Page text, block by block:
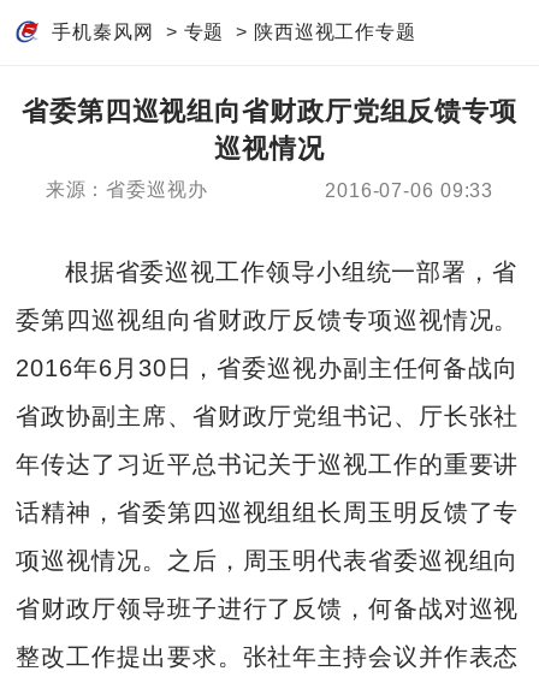
手机秦风网 > 专题 > 陕西巡视工作专题
省委第四巡视组向省财政厅党组反馈专项
巡视情况
来源：省委巡视办 2016-07-06 09:33
根据省委巡视工作领导小组统一部署，省
委第四巡视组向省财政厅反馈专项巡视情况。
2016年6月30日，省委巡视办副主任何备战向
省政协副主席、省财政厅党组书记、厅长张社
年传达了习近平总书记关于巡视工作的重要讲
话精神，省委第四巡视组组长周玉明反馈了专
项巡视情况。之后，周玉明代表省委巡视组向
省财政厅领导班子进行了反馈，何备战对巡视
整改工作提出要求。张社年主持会议并作表态